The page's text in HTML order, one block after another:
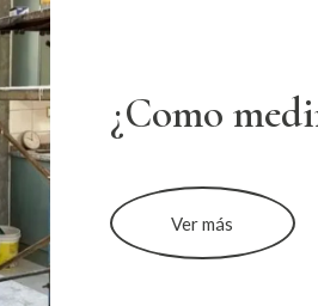
¿Como
Ver más